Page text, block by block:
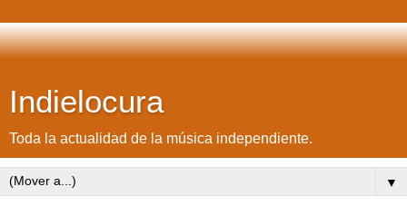
Indielocura
Toda la actualidad de la música independiente.
▼